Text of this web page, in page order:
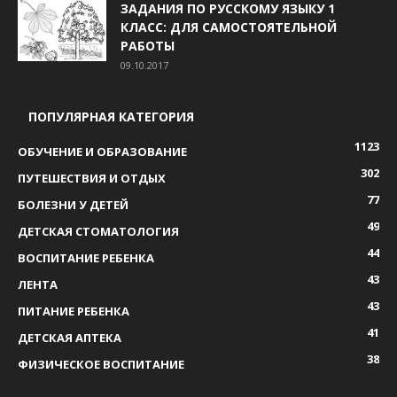
ЗАДАНИЯ ПО РУССКОМУ ЯЗЫКУ 1
КЛАСС: ДЛЯ САМОСТОЯТЕЛЬНОЙ
РАБОТЫ
09.10.2017
ПОПУЛЯРНАЯ КАТЕГОРИЯ
ОБУЧЕНИЕ И ОБРАЗОВАНИЕ
1123
ПУТЕШЕСТВИЯ И ОТДЫХ
302
БОЛЕЗНИ У ДЕТЕЙ
77
ДЕТСКАЯ СТОМАТОЛОГИЯ
49
ВОСПИТАНИЕ РЕБЕНКА
44
ЛЕНТА
43
ПИТАНИЕ РЕБЕНКА
43
ДЕТСКАЯ АПТЕКА
41
ФИЗИЧЕСКОЕ ВОСПИТАНИЕ
38